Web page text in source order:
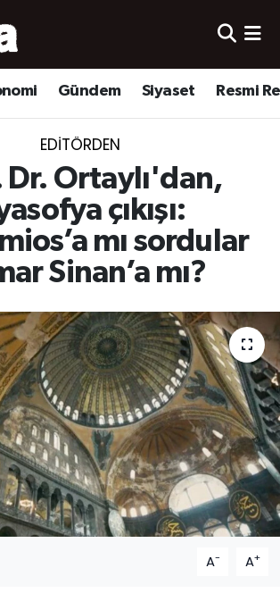
Gündem Siyaset Resmi
EDITÖRDEN
Dr. Ortaylı'dan,
çıkışı:
mı sordular
Sinan’a mı?
A- A+
Puan Durumu ve Fikstür